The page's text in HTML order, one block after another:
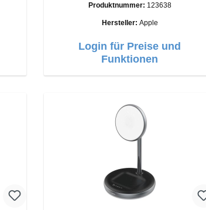
Anschlüsse: USB-A Output: 12W Farbe:
Weiss
Produktnummer: 123638
Hersteller: Apple
Login für Preise und
Funktionen